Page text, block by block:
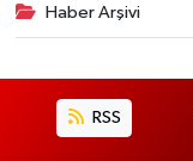
Haber Arşivi
RSS